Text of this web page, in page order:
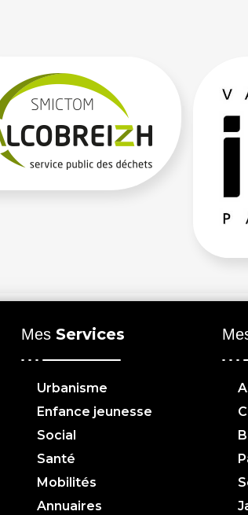
MesServices
Urbanisme
Enfance jeunesse
Social
Santé
Mobilités
Annuaires